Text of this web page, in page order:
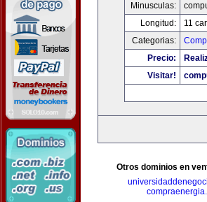
Minusculas:
Longitud:
11
Categorias:
Precio:
Visitar!
Otros dominios en